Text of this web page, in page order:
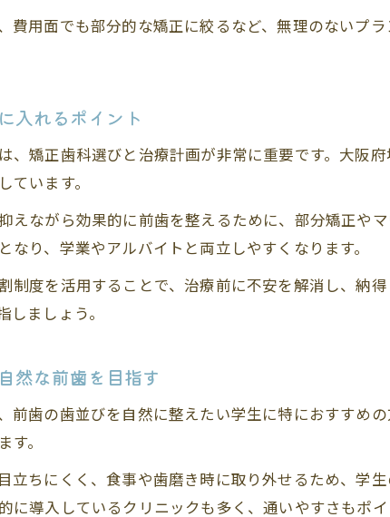
費用面でも部分的な矯正に絞るなど、無理のないプ
入れるポイント
、矯正歯科選びと治療計画が非常に重要です。大阪
います。
えながら効果的に前歯を整えるために、部分矯正や
り、学業やアルバイトと両立しやすくなります。
制度を活用することで、治療前に不安を解消し、納
しましょう。
然な前歯を目指す
前歯の歯並びを自然に整えたい学生に特におすすめ
。
立ちにくく、食事や歯磨き時に取り外せるため、学
に導入しているクリニックも多く、通いやすさもポイ